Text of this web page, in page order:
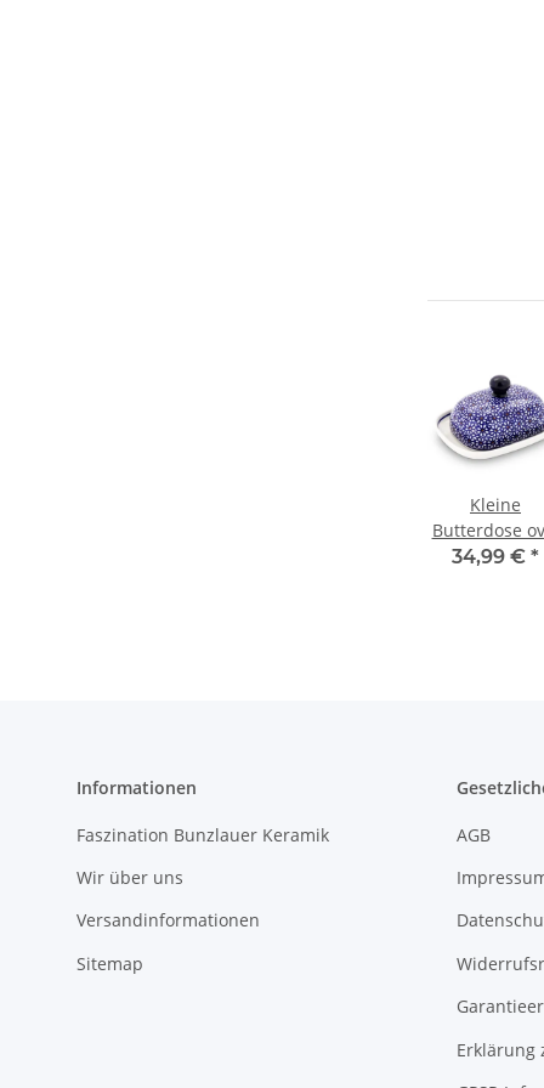
Kleine
Butterdose
für 125g (1/2
34,99 € *
Informationen
Faszination Bunzlauer Keramik
Wir über uns
Versandinformationen
Sitemap
AGB
Erklärung